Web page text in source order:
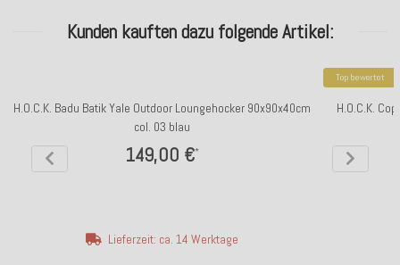
Kunden kauften dazu folgende Artikel:
H.O.C.K. Badu Batik Yale Outdoor Loungehocker 90x90x40cm
col. 03 blau
149,00 €*
Lieferzeit: ca. 14 Werktage
Top bewertet
H.O.C.K.